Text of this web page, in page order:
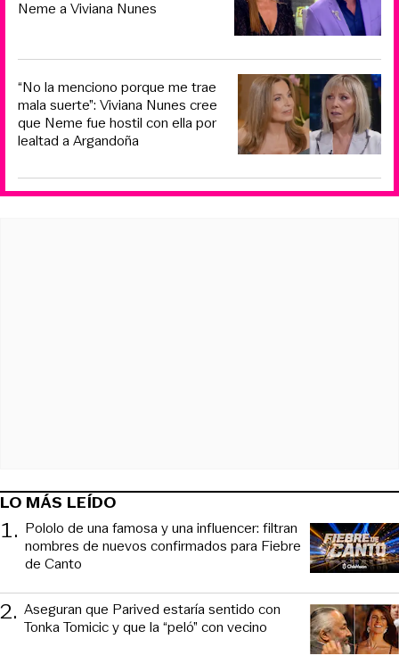
Neme a Viviana Nunes
“No la menciono porque me trae
mala suerte”: Viviana Nunes cree
que Neme fue hostil con ella por
lealtad a Argandoña
LO MÁS LEÍDO
1. Pololo de una famosa y una influencer: filtran
nombres de nuevos confirmados para Fiebre
de Canto
2. Aseguran que Parived estaría sentido con
Tonka Tomicic y que la “peló” con vecino